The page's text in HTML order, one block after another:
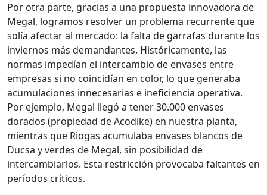
Por otra parte, gracias a una propuesta innovadora de
Megal, logramos resolver un problema recurrente que
solía afectar al mercado: la falta de garrafas durante los
inviernos más demandantes. Históricamente, las
normas impedían el intercambio de envases entre
empresas si no coincidían en color, lo que generaba
acumulaciones innecesarias e ineficiencia operativa.
Por ejemplo, Megal llegó a tener 30.000 envases
dorados (propiedad de Acodike) en nuestra planta,
mientras que Riogas acumulaba envases blancos de
Ducsa y verdes de Megal, sin posibilidad de
intercambiarlos. Esta restricción provocaba faltantes en
períodos críticos.